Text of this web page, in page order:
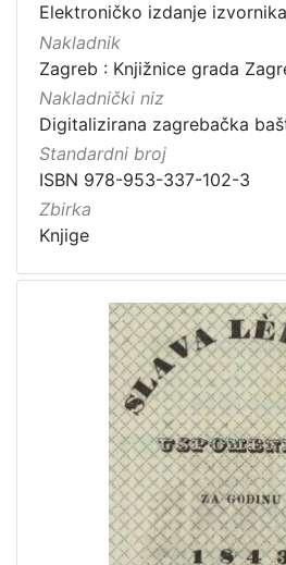
Elektroničko izdanje
Nakladnik
Zagreb : Knjižnice grada
Nakladnički niz
Digitalizirana zagrebačka
Standardni broj
ISBN 978-953-337-102-3
Zbirka
Knjige